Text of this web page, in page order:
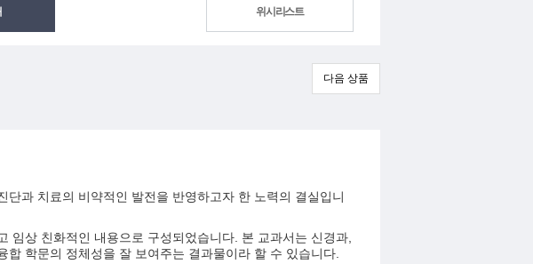
위시리스트
다음 상품
과 치료의 비약적인 발전을 반영하고자 한 노력의 결실입니
임상 친화적인 내용으로 구성되었습니다. 본 교과서는 신경과,
학문의 정체성을 잘 보여주는 결과물이라 할 수 있습니다.